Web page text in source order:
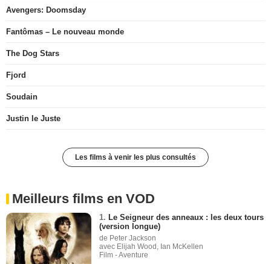
Avengers: Doomsday
Fantômas – Le nouveau monde
The Dog Stars
Fjord
Soudain
Justin le Juste
Les films à venir les plus consultés
Meilleurs films en VOD
1. Le Seigneur des anneaux : les deux tours
(version longue)
de Peter Jackson
avec Elijah Wood, Ian McKellen
Film - Aventure